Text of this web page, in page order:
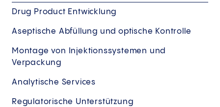
Drug Product Entwicklung
Aseptische Abfüllung und optische Kontrolle
Montage von Injektionssystemen und
Verpackung
Analytische Services
Regulatorische Unterstützung